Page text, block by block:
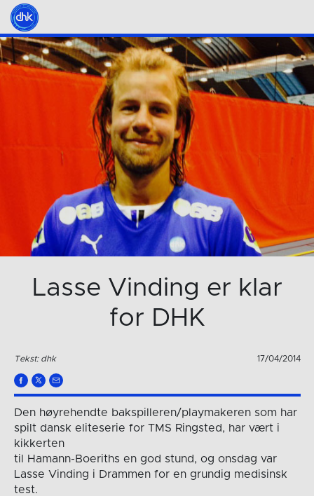
Lasse Vinding er klar
for DHK
Tekst: dhk 17/04/2014
Den høyrehendte bakspilleren/playmakeren som har
spilt dansk eliteserie for TMS Ringsted, har vært i
kikkerten
til Hamann-Boeriths en god stund, og onsdag var
Lasse Vinding i Drammen for en grundig medisinsk
test.